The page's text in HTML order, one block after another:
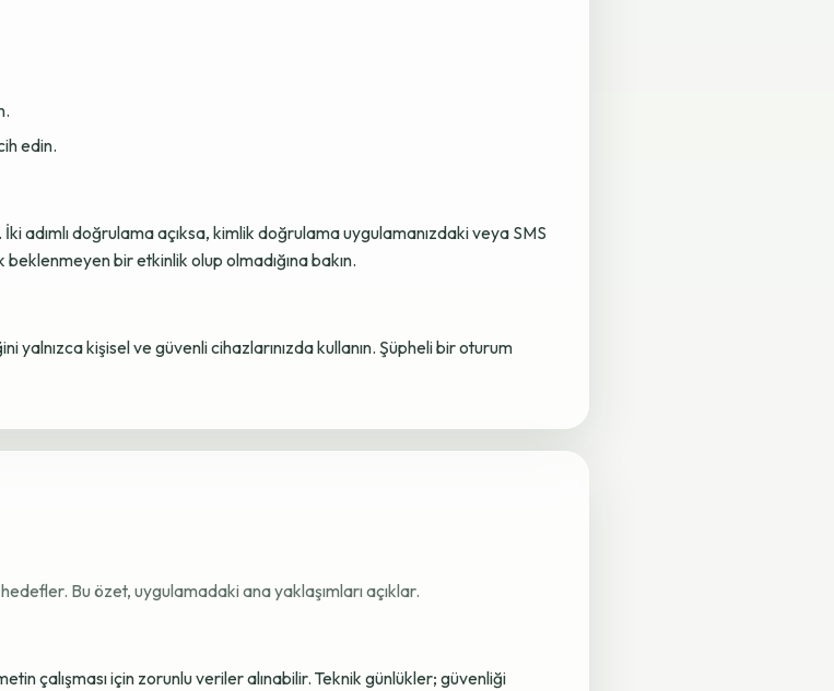
edin.
adımlı doğrulama açıksa, kimlik doğrulama uygulamanızdaki veya SMS
bir etkinlik olup olmadığına bakın.
kişisel ve güvenli cihazlarınızda kullanın. Şüpheli bir oturum
Bu özet, uygulamadaki ana yaklaşımları açıklar.
çalışması için zorunlu veriler alınabilir. Teknik günlükler; güvenliği